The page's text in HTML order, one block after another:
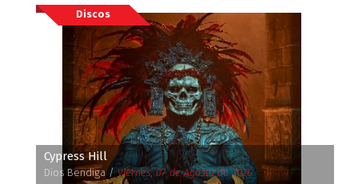
Discos
Cypress Hill
Dios Bendiga /Viernes, 07 de Agosto de 2026